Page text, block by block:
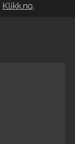
Klikk.no.